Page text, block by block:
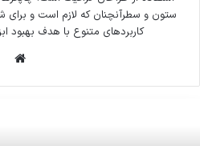
ستون و سطرآنچنان که لازم است و برای
کاربردهای متنوع با هدف بهبود